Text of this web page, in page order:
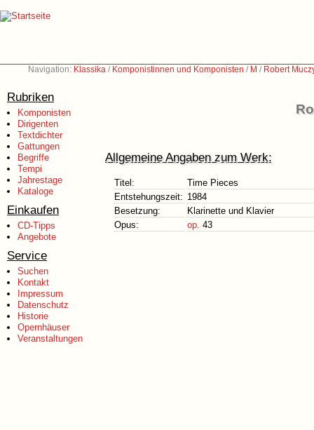
Navigation: Klassika / Komponistinnen und Komponisten / M / Robert
Rubriken
Komponisten
Dirigenten
Textdichter
Gattungen
Begriffe
Tempi
Jahrestage
Kataloge
Einkaufen
CD-Tipps
Angebote
Service
Suchen
Kontakt
Impressum
Datenschutz
Historie
Opernhäuser
Veranstaltungen
Allgemeine Angaben zum Werk:
Titel:
Time Pieces
Entstehungszeit: 1984
Besetzung:
Klarinette und Klavier
Opus:
op. 43